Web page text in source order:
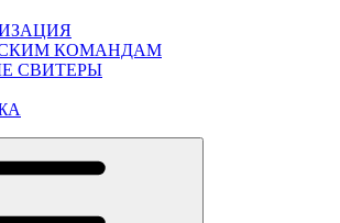
КОМАНДАМ
СВИТЕРЫ